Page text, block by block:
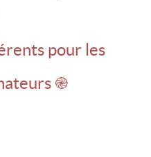
pour les
֎